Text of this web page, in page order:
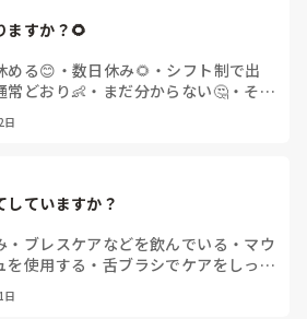
ますか？🌻
める😊 ・ 数日休み🌻 ・ シフト制で出
常どおり👶 ・ まだ分からない🤔・ その
教えてください)
日
していますか？
・ ブレスケアなどを飲んでいる ・ マウ
を使用する ・ 舌ブラシでケアをしっか
スクをかじる
で教えて下さい)
日